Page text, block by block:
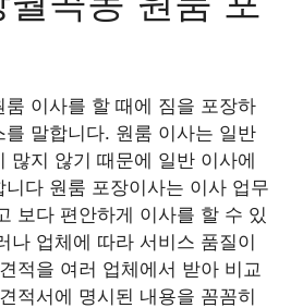
룸 이사를 할 때에 짐을 포장하
를 말합니다. 원룸 이사는 일반
많지 않기 때문에 일반 이사에
다 원룸 포장이사는 이사 업무
보다 편안하게 이사를 할 수 있
나 업체에 따라 서비스 품질이
적을 여러 업체에서 받아 비교
적서에 명시된 내용을 꼼꼼히